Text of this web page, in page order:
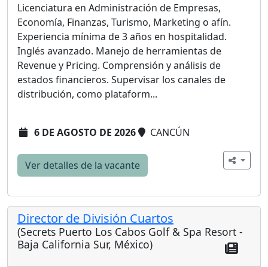
Licenciatura en Administración de Empresas,
Economía, Finanzas, Turismo, Marketing o afín.
Experiencia mínima de 3 años en hospitalidad.
Inglés avanzado. Manejo de herramientas de
Revenue y Pricing. Comprensión y análisis de
estados financieros. Supervisar los canales de
distribución, como plataform...
6 DE AGOSTO DE 2026 CANCÚN
Ver detalles de la vacante
Director de División Cuartos
(Secrets Puerto Los Cabos Golf & Spa Resort -
Baja California Sur, México)